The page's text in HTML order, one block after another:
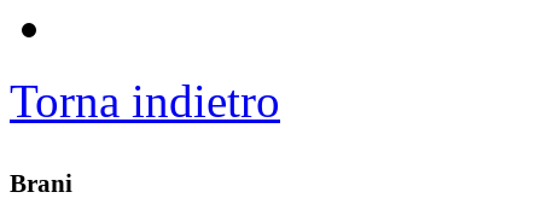
Torna indietro
Brani